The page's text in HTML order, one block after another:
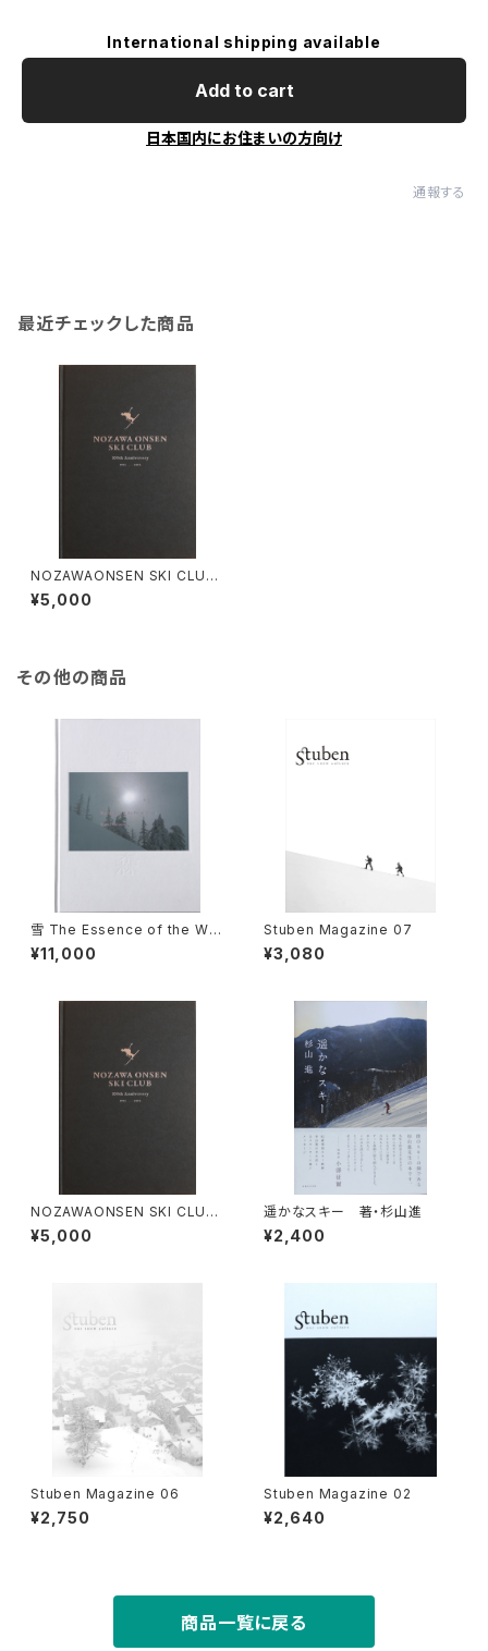
International shipping available
Add to cart
日本国内にお住まいの方向け
通報する
最近チェックした商品
NOZAWAONSEN SKI CLUB
100th Anniversary
¥5,000
その他の商品
雪 The Essence of the Win
ter Forest 森／coverB
¥11,000
Stuben Magazine 07
¥3,080
NOZAWAONSEN SKI CLUB
100th Anniversary
¥5,000
遥かなスキー 著・杉山進
¥2,400
Stuben Magazine 06
¥2,750
Stuben Magazine 02
¥2,640
商品一覧に戻る